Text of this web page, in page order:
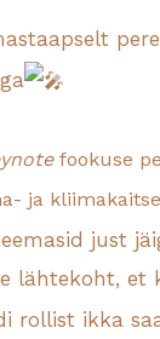
fookuse
ja
just
lähtekoht, et
rollist ikka